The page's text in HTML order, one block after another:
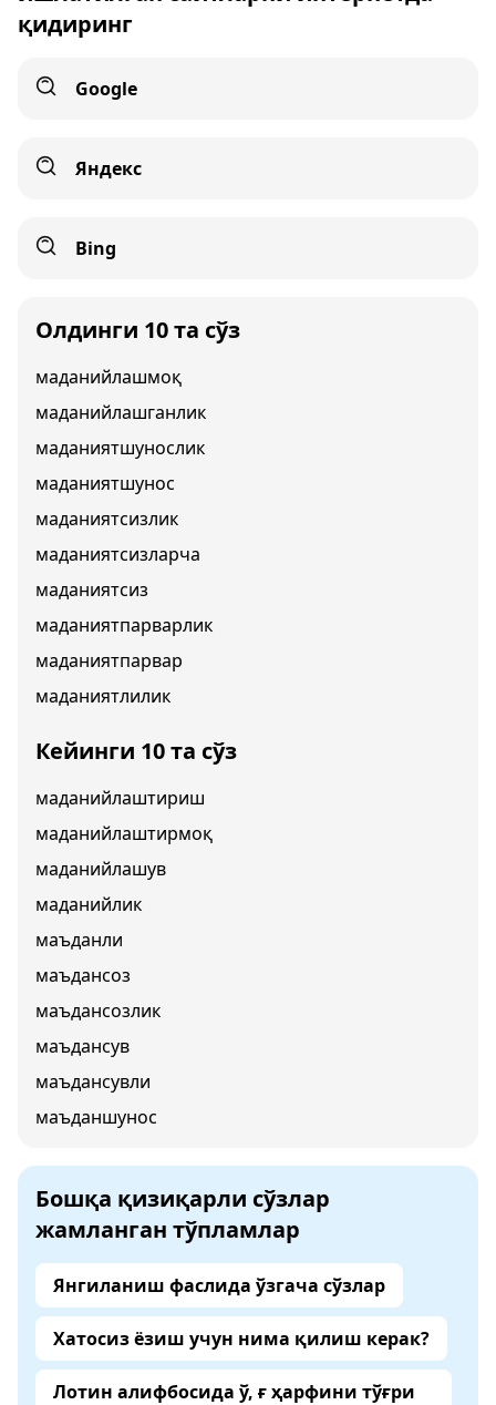
қидиринг
Google
Яндекс
Bing
Олдинги 10 та сўз
маданийлашмоқ
маданийлашганлик
маданиятшунослик
маданиятшунос
маданиятсизлик
маданиятсизларча
маданиятсиз
маданиятпарварлик
маданиятпарвар
маданиятлилик
Кейинги 10 та сўз
маданийлаштириш
маданийлаштирмоқ
маданийлашув
маданийлик
маъданли
маъдансоз
маъдансозлик
маъдансув
маъдансувли
маъданшунос
Бошқа қизиқарли сўзлар
жамланган тўпламлар
Янгиланиш фаслида ўзгача сўзлар
Хатосиз ёзиш учун нима қилиш керак?
Лотин алифбосида ў, ғ ҳарфини тўғри